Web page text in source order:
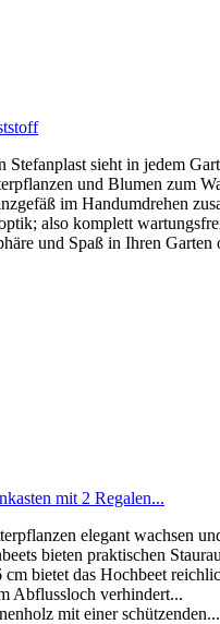
sieht in jedem
und Blumen zum
im Handumdrehen
also komplett
und Spaß in Ihren Garten
mit 2 Regalen...
elegant wachsen
bieten praktischen
bietet das Hochbeet
Abflussloch verhindert...
mit einer schützenden...